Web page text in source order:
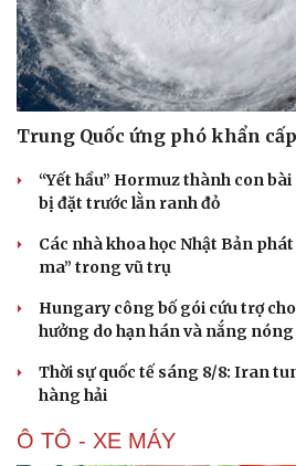
Trung Quốc ứng phó khẩn
“Yết hầu” Hormuz thành con
bị đặt trước lằn ranh đỏ
Các nhà khoa học Nhật Bản
ma” trong vũ trụ
Hungary công bố gói cứu trợ
hưởng do hạn hán và nắng nóng
Thời sự quốc tế sáng 8/8: Iran
hàng hải
Ô TÔ - XE MÁY